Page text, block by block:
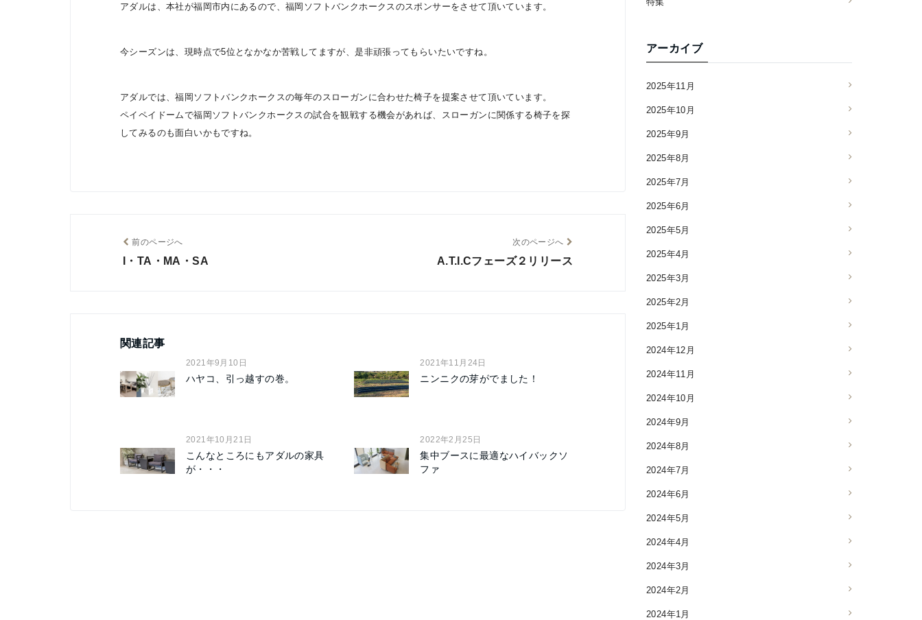
アダルは、本社が福岡市内にあるので、福岡ソフトバンクホークスのスポンサーをさせて頂いています。
今シーズンは、現時点で5位となかなか苦戦してますが、是非頑張ってもらいたいですね。
アダルでは、福岡ソフトバンクホークスの毎年のスローガンに合わせた椅子を提案させて頂いています。
ペイペイドームで福岡ソフトバンクホークスの試合を観戦する機会があれば、スローガンに関係する椅子を探
してみるのも面白いかもですね。
前のページへ
I・TA・MA・SA
次のページへ
A.T.I.Cフェーズ２リリース
関連記事
2021年9月10日
ハヤコ、引っ越すの巻。
2021年11月24日
ニンニクの芽がでました！
2021年10月21日
こんなところにもアダルの家具
が・・・
2022年2月25日
集中ブースに最適なハイバックソ
ファ
アーカイブ
2025年11月
2025年10月
2025年9月
2025年8月
2025年7月
2025年6月
2025年5月
2025年4月
2025年3月
2025年2月
2025年1月
2024年12月
2024年11月
2024年10月
2024年9月
2024年8月
2024年7月
2024年6月
2024年5月
2024年4月
2024年3月
2024年2月
2024年1月